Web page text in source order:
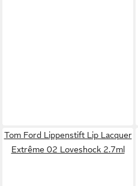
Tom Ford Lippenstift Lip Lacquer
Extrême 02 Loveshock 2.7ml